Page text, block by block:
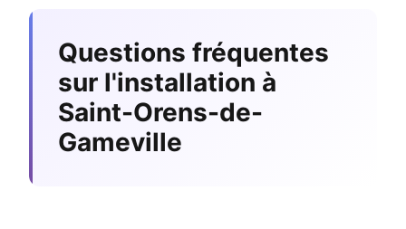
Questions fréquentes
sur l'installation à
Saint-Orens-de-
Gameville